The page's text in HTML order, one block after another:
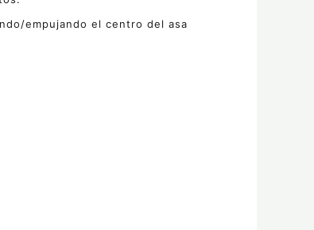
empujando el centro del asa